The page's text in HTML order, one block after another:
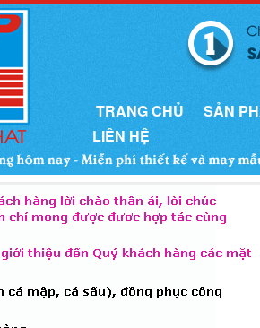
TRANG CHỦ
SẢN
LIÊN HỆ